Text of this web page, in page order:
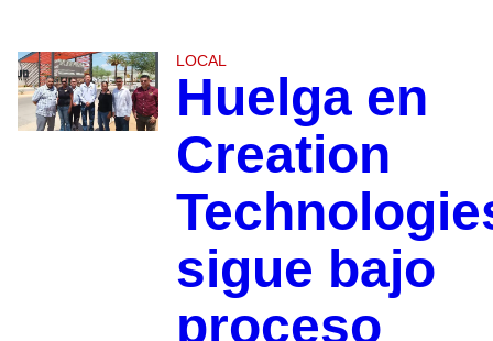
LOCAL
Huelga en
Creation
sigue bajo
proceso